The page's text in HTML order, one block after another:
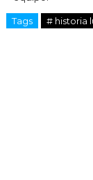
Tags # historia